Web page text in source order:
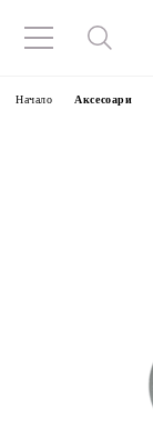
Начало Аксесоари